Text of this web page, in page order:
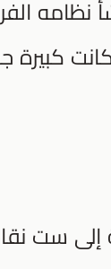
نظامه
كبيرة
بتقصير أداة